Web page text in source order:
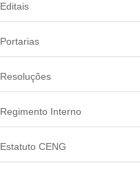
Editais
Portarias
Resoluções
Regimento Interno
Estatuto CENG